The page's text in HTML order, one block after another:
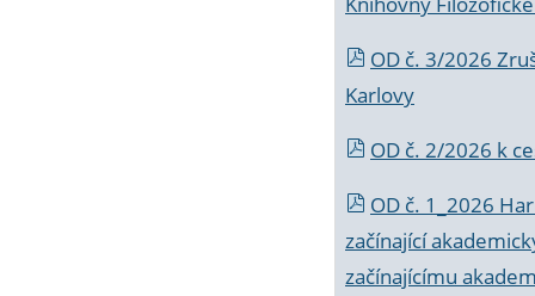
OD č. 3/2026
Karlovy
OD č. 2/2026 k
OD č. 1_2026
začínající
začínajícímu